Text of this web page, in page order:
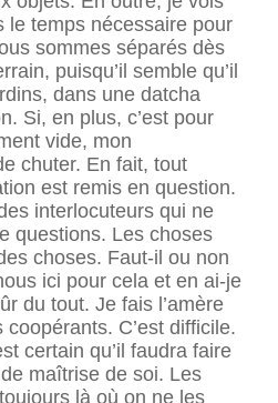
le temps nécessaire pour
sommes séparés dès
puisqu’il semble qu’il
dans une datcha
Si, en plus, c’est pour
vide, mon
chuter. En fait, tout
est remis en question.
interlocuteurs qui ne
questions. Les choses
choses. Faut-il ou non
ici pour cela et en ai-je
du tout. Je fais l’amère
C’est difficile.
certain qu’il faudra faire
maîtrise de soi. Les
là où on ne les